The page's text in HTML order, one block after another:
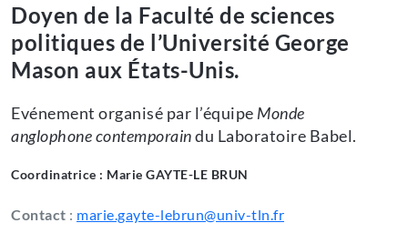
Doyen de la Faculté de sciences
politiques de l’Université George
Mason aux États-Unis.
Evénement organisé par l’équipe Monde
anglophone contemporaindu Laboratoire Babel.
Coordinatrice : Marie GAYTE-LE BRUN
Contact : marie.gayte-lebrun@univ-tln.fr